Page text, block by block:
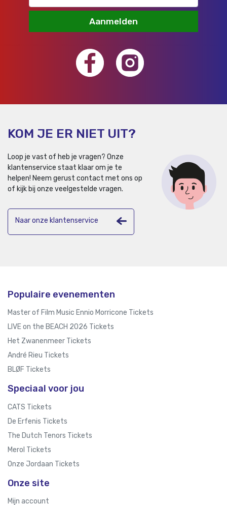
Aanmelden
KOM JE ER NIET UIT?
Loop je vast of heb je vragen? Onze
klantenservice staat klaar om je te
helpen! Neem gerust contact met ons op
of kijk bij onze veelgestelde vragen.
Naar onze klantenservice
Populaire evenementen
Master of Film Music Ennio Morricone Tickets
LIVE on the BEACH 2026 Tickets
Het Zwanenmeer Tickets
André Rieu Tickets
BLØF Tickets
Speciaal voor jou
CATS Tickets
De Erfenis Tickets
The Dutch Tenors Tickets
Merol Tickets
Onze Jordaan Tickets
Onze site
Mijn account